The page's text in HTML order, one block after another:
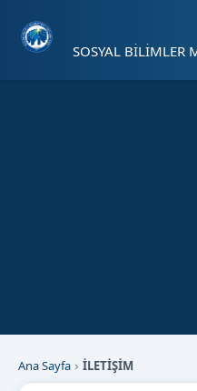
SOSYAL BİLİMLER
Ana Sayfa İLETİŞİM